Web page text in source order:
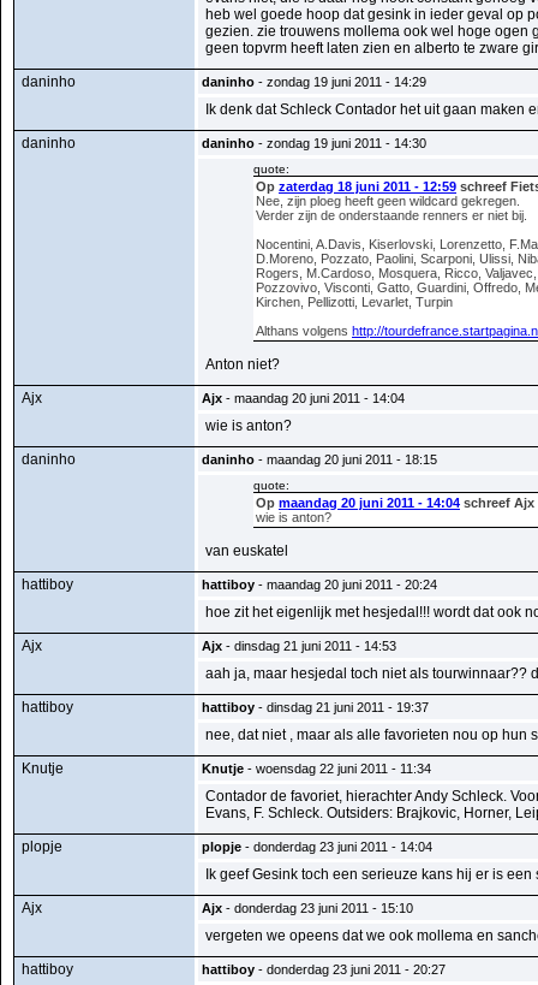
heb wel goede hoop dat gesink in ieder geval op
gezien. zie trouwens mollema ook wel hoge
geen topvrm heeft laten zien en alberto te zware
daninho
daninho - zondag 19 juni 2011 - 14:29
Ik denk dat Schleck Contador het uit gaan maken
daninho
daninho - zondag 19 juni 2011 - 14:30
quote:
Op zaterdag 18 juni 2011 - 12:59 schreef
Nee, zijn ploeg heeft geen wildcard gekregen.
Verder zijn de onderstaande renners er niet bij.
Nocentini, A.Davis, Kiserlovski, Lorenzetto,
D.Moreno, Pozzato, Paolini, Scarponi, Ulissi,
Rogers, M.Cardoso, Mosquera, Ricco,
Pozzovivo, Visconti, Gatto, Guardini, Offredo,
Kirchen, Pellizotti, Levarlet, Turpin
Althans volgens http://
Anton niet?
Ajx
Ajx - maandag 20 juni 2011 - 14:04
wie is anton?
daninho
daninho - maandag 20 juni 2011 - 18:15
quote:
Op maandag 20 juni 2011 - 14:04 schreef
wie is anton?
van euskatel
hattiboy
hattiboy - maandag 20 juni 2011 - 20:24
hoe zit het eigenlijk met hesjedal!!! wordt dat ook
Ajx
Ajx - dinsdag 21 juni 2011 - 14:53
aah ja, maar hesjedal toch niet als tourwinnaar??
hattiboy
hattiboy - dinsdag 21 juni 2011 - 19:37
nee, dat niet , maar als alle favorieten nou op hun
Knutje
Knutje - woensdag 22 juni 2011 - 11:34
Contador de favoriet, hierachter Andy Schleck.
Evans, F. Schleck. Outsiders: Brajkovic, Horner,
plopje
plopje - donderdag 23 juni 2011 - 14:04
Ik geef Gesink toch een serieuze kans hij er is
Ajx
Ajx - donderdag 23 juni 2011 - 15:10
vergeten we opeens dat we ook mollema en
hattiboy
hattiboy - donderdag 23 juni 2011 - 20:27